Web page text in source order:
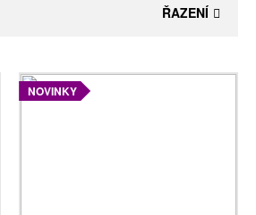
ŘAZENÍ
NOVINKY